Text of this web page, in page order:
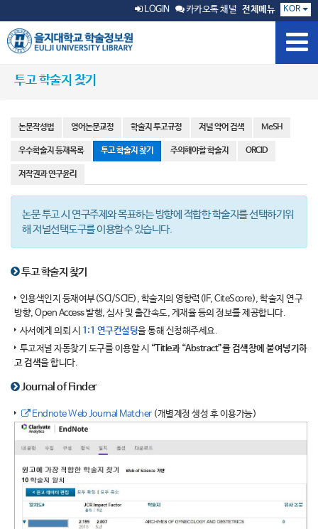
LOGIN 카카오톡 채널 전체메뉴 KOR
투고 학술지 찾기
논문작성법 영어논문교정 학술지 투고규정 저널 약어 검색 MeSH
우수학술지 등재목록 투고 학술지 찾기 주의해야할 학술지 ORCID
저작권과 연구윤리
논문 투고 시 연구주제와 목표하는 방향에 적합한 학술지를 선택하기위
해 저널선택도구를 이용할수 있습니다.
투고 학술지 찾기
인용색인지 등재여부(SCI/SCIE), 학술지의 영향력(IF, CiteScore), 학술지 연구
방향, Open Access 발행, 심사 및 출간속도, 게재율 등의 정보를 제공합니다.
사서에게 의뢰 시 1:1 연구컨설팅을 통해 신청해주세요.
투고저널 자동찾기 도구를 이용할 시 “Title과 “Abstract”를 검색창에 붙여넣기하
고 검색을 합니다.
Journal of Finder
Endnote Web Journal Matcher(개별계정 생성 후 이용가능)